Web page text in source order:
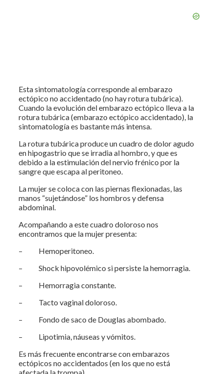
Esta sintomatología corresponde al embarazo
ectópico no accidentado (no hay rotura tubárica).
Cuando la evolución del embarazo ectópico lleva a la
rotura tubárica (embarazo ectópico accidentado), la
sintomatología es bastante más intensa.
La rotura tubárica produce un cuadro de dolor agudo
en hipogastrio que se irradia al hombro, y que es
debido a la estimulación del nervio frénico por la
sangre que escapa al peritoneo.
La mujer se coloca con las piernas flexionadas, las
manos “sujetándose” los hombros y defensa
abdominal.
Acompañando a este cuadro doloroso nos
encontramos que la mujer presenta:
– Hemoperitoneo.
– Shock hipovolémico si persiste la hemorragia.
– Hemorragia constante.
– Tacto vaginal doloroso.
– Fondo de saco de Douglas abombado.
– Lipotimia, náuseas y vómitos.
Es más frecuente encontrarse con embarazos
ectópicos no accidentados (en los que no está
afectada la trompa).